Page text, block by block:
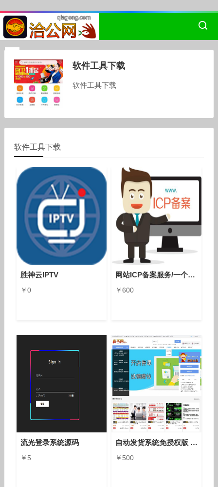
软件工具下载
软件工具下载
软件工具下载
胜神云IPTV
￥0
网站ICP备案服务/一个订单一个域名/域名注册1年
￥600
流光登录系统源码
￥5
自动发货系统免授权版 付费资源源码下载 亲测可用
￥500